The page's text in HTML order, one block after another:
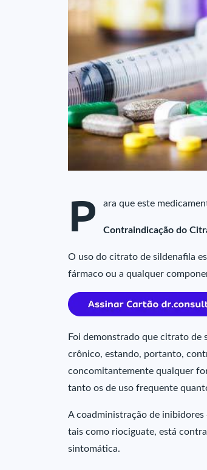
P ara que este
Contraindicação do
O uso do citrato de sildenafila
fármaco ou a qualquer
Foi demonstrado que citrato
crônico, estando, portanto,
concomitantemente qualquer
tanto os de uso frequente
A coadministração de
tais como riociguate, está
sintomática.